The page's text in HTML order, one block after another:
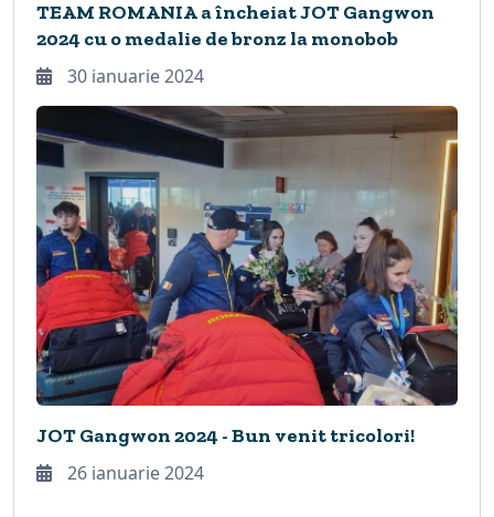
TEAM ROMANIA a încheiat JOT Gangwon
2024 cu o medalie de bronz la monobob
30 ianuarie 2024
JOT Gangwon 2024 - Bun venit tricolori!
26 ianuarie 2024